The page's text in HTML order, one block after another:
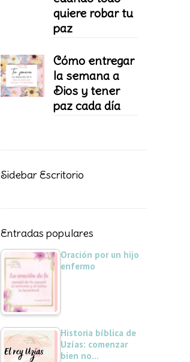
quiere robar tu
paz
Cómo entregar
la semana a
Dios y tener
paz cada día
Sidebar Escritorio
Entradas populares
Oración por un hijo
enfermo
Historia bíblica de
Uzías: comenzar
bien no…